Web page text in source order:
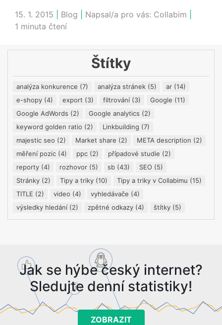
15. 1. 2015
Blog Napsal/a pro vás: Collabim
1 minuta čtení
Štítky
analýza konkurence (7) analýza stránek (5) ar (14)
e-shopy (4) export (3) filtrování (3) Google (11)
Google AdWords (2) Google analytics (2)
keyword golden ratio (2) Linkbuilding (7)
majestic seo (2) Market share (2) META description (2)
měření pozic (4) ppc (2) případové studie (2)
reporty (4) rozhovor (5) sb (43) SEO (5)
Stránky (2) Tipy a triky (10) Tipy a triky v Collabimu (15)
TITLE (2) video (4) vyhledávače (4)
výsledky hledání (2) zpětné odkazy (4) štítky (5)
Jak se hýbe český internet?
Sledujte denní statistiky!
ZOBRAZIT